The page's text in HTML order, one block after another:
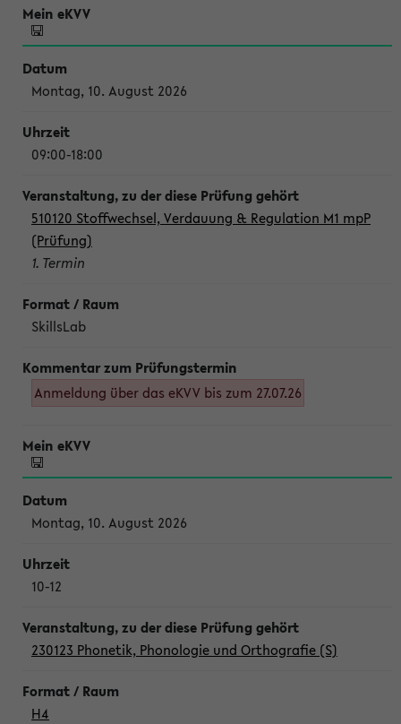
Montag, 10. August 2026
09:00-18:00
510120 Stoffwechsel, Verdauung & Regulation M1 mpP
(Prüfung)
1. Termin
SkillsLab
Anmeldung über das eKVV bis zum 27.07.26
Montag, 10. August 2026
10-12
230123 Phonetik, Phonologie und Orthografie (S)
H4